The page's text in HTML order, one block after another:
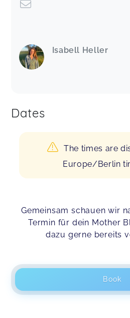
Isabell Heller
Dates
The times are
Europe/Berlin
Gemeinsam schauen wir
Termin für dein Mother
dazu gerne bereits
Book